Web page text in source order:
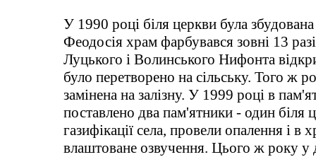
У 1990 році біля церкви була
Феодосія храм фарбувався зовні 13
Луцького і Волинського Нифонта
було перетворено на сільську. Того ж
замінена на залізну. У 1999 році в
поставлено два пам'ятники - один біля
газифікації села, провели опалення і
влаштоване озвучення. Цього ж року у